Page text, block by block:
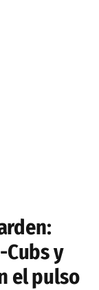
Cubs y
el pulso